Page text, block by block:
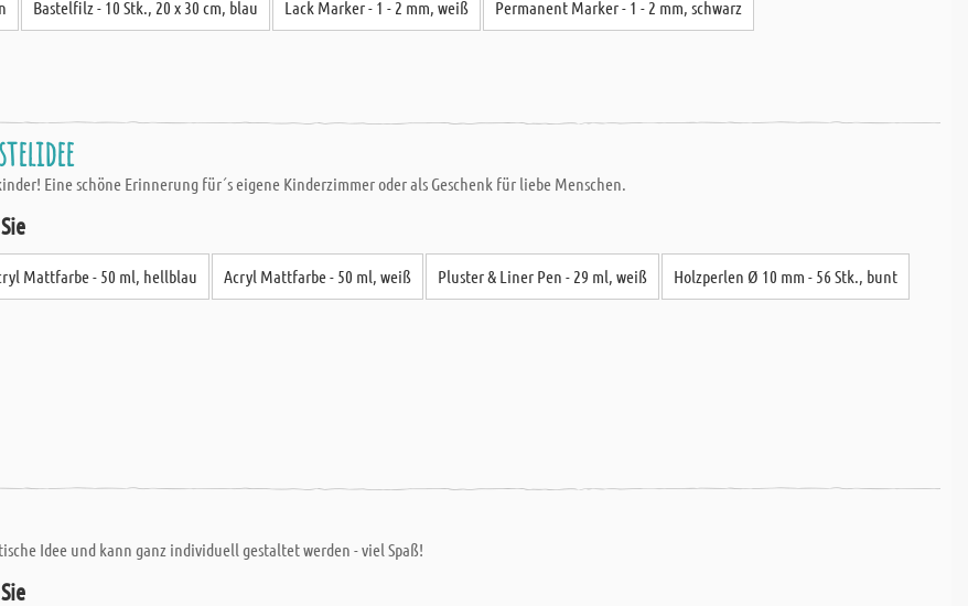
Bastelfilz - 10 Stk., 20 x 30 cm, blau Lack Marker - 1 - 2 mm, weiß Permanent Marker - 1 - 2 mm, schwarz
Eine schöne Erinnerung für´s eigene Kinderzimmer oder als Geschenk für liebe Menschen.
Mattfarbe - 50 ml, hellblau Acryl Mattfarbe - 50 ml, weiß Pluster & Liner Pen - 29 ml, weiß Holzperlen Ø 10 mm - 56 Stk., bunt
Idee und kann ganz individuell gestaltet werden - viel Spaß!